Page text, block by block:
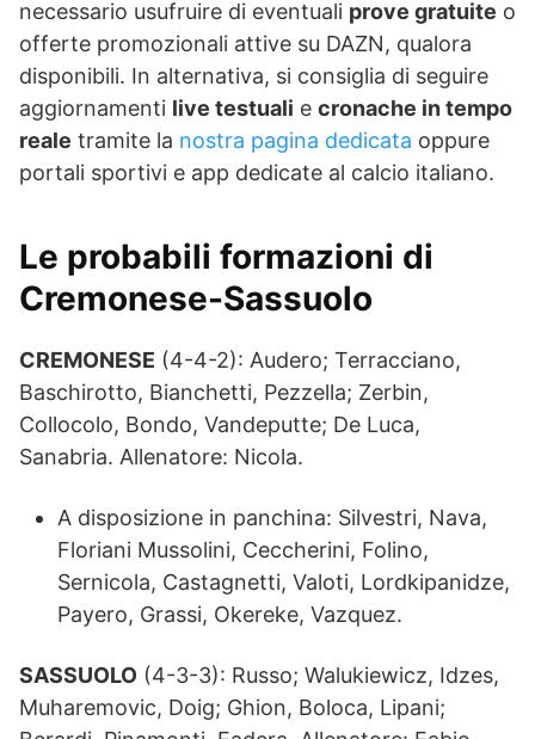
necessario usufruire di eventuali prove gratuite o
offerte promozionali attive su DAZN, qualora
disponibili. In alternativa, si consiglia di seguire
aggiornamenti live testuali e cronache in tempo
reale tramite la nostra pagina dedicata oppure
portali sportivi e app dedicate al calcio italiano.
Le probabili formazioni di
Cremonese-Sassuolo
CREMONESE (4-4-2): Audero; Terracciano,
Baschirotto, Bianchetti, Pezzella; Zerbin,
Collocolo, Bondo, Vandeputte; De Luca,
Sanabria. Allenatore: Nicola.
A disposizione in panchina: Silvestri, Nava,
Floriani Mussolini, Ceccherini, Folino,
Sernicola, Castagnetti, Valoti, Lordkipanidze,
Payero, Grassi, Okereke, Vazquez.
SASSUOLO (4-3-3): Russo; Walukiewicz, Idzes,
Muharemovic, Doig; Ghion, Boloca, Lipani;